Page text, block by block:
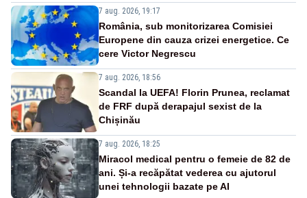
7 aug. 2026, 19:17
România, sub monitorizarea Comisiei
Europene din cauza crizei energetice. Ce
cere Victor Negrescu
7 aug. 2026, 18:56
Scandal la UEFA! Florin Prunea, reclamat
de FRF după derapajul sexist de la
Chișinău
7 aug. 2026, 18:25
Miracol medical pentru o femeie de 82 de
ani. Și-a recăpătat vederea cu ajutorul
unei tehnologii bazate pe AI